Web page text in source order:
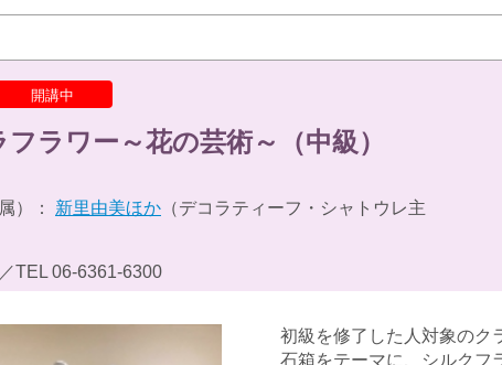
開講中
ラワー～花の芸術～（中級）
）： 新里由美ほか （デコラティーフ・シャトウレ主
／TEL 06-6361-6300
初級を修了した人対象のク
石箱をテーマに、シルクフ